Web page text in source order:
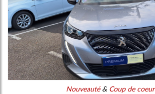
Nouveauté& Coup de coeur